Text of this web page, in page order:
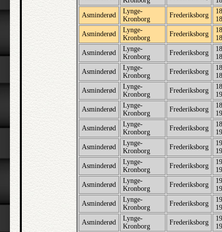
Asminderød
Lynge-
Kronborg
Frederiksborg
Asminderød
Lynge-
Kronborg
Frederiksborg
Asminderød
Lynge-
Kronborg
Frederiksborg
Asminderød
Lynge-
Kronborg
Frederiksborg
Asminderød
Lynge-
Kronborg
Frederiksborg
Asminderød
Lynge-
Kronborg
Frederiksborg
Asminderød
Lynge-
Kronborg
Frederiksborg
Asminderød
Lynge-
Kronborg
Frederiksborg
Asminderød
Lynge-
Kronborg
Frederiksborg
Asminderød
Lynge-
Kronborg
Frederiksborg
Asminderød
Lynge-
Kronborg
Frederiksborg
Asminderød
Lynge-
Kronborg
Frederiksborg